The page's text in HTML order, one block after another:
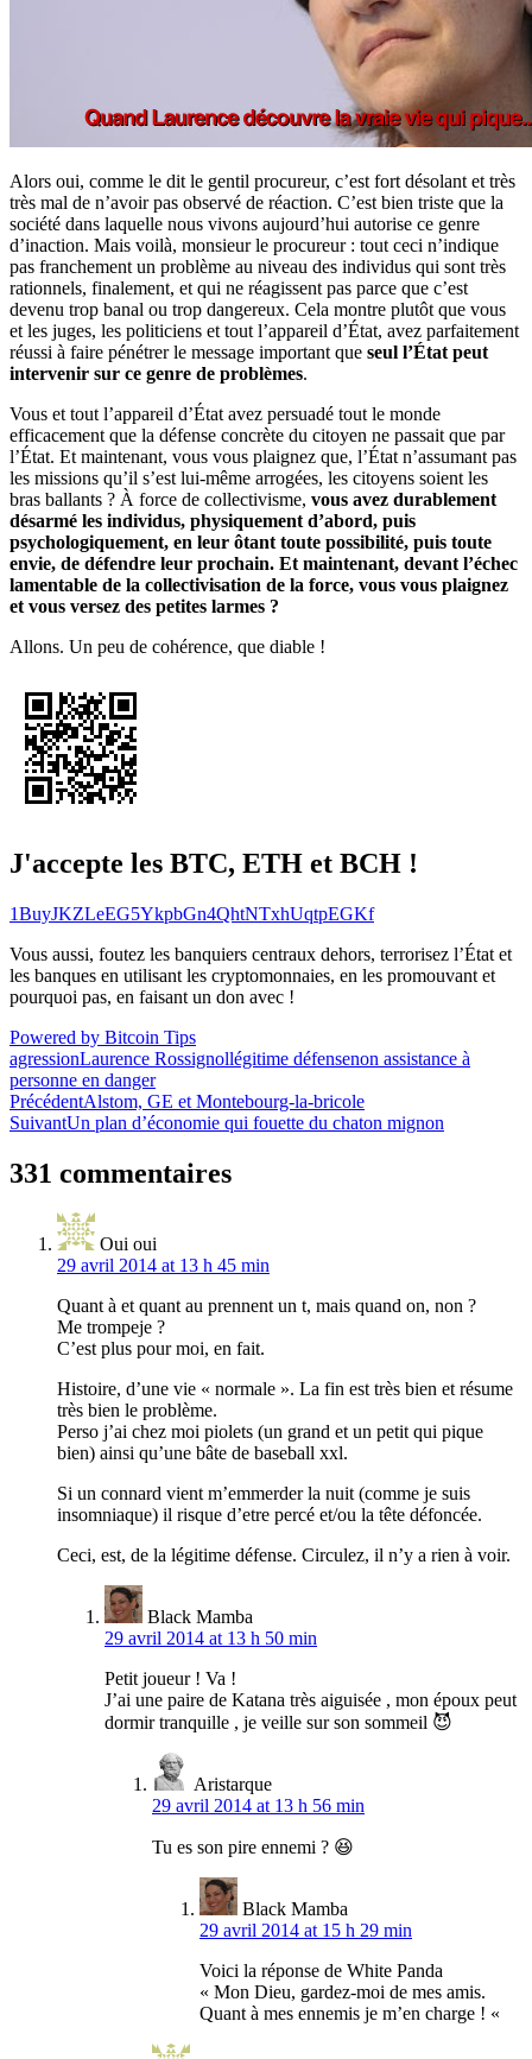
Alors oui, comme le dit le gentil procureur, c’est fort désolant et très
très mal de n’avoir pas observé de réaction. C’est bien triste que la
société dans laquelle nous vivons aujourd’hui autorise ce genre
d’inaction. Mais voilà, monsieur le procureur : tout ceci n’indique
pas franchement un problème au niveau des individus qui sont très
rationnels, finalement, et qui ne réagissent pas parce que c’est
devenu trop banal ou trop dangereux. Cela montre plutôt que vous
et les juges, les politiciens et tout l’appareil d’État, avez parfaitement
réussi à faire pénétrer le message important que seul l’État peut
intervenir sur ce genre de problèmes.
Vous et tout l’appareil d’État avez persuadé tout le monde
efficacement que la défense concrète du citoyen ne passait que par
l’État. Et maintenant, vous vous plaignez que, l’État n’assumant pas
les missions qu’il s’est lui-même arrogées, les citoyens soient les
bras ballants ? À force de collectivisme, vous avez durablement
désarmé les individus, physiquement d’abord, puis
psychologiquement, en leur ôtant toute possibilité, puis toute
envie, de défendre leur prochain. Et maintenant, devant l’échec
lamentable de la collectivisation de la force, vous vous plaignez
et vous versez des petites larmes ?
Allons. Un peu de cohérence, que diable !
J'accepte les BTC, ETH et BCH !
1BuyJKZLeEG5YkpbGn4QhtNTxhUqtpEGKf
Vous aussi, foutez les banquiers centraux dehors, terrorisez l’État et
les banques en utilisant les cryptomonnaies, en les promouvant et
pourquoi pas, en faisant un don avec !
Powered by Bitcoin Tips
agressionLaurence Rossignollégitime défensenon assistance à
personne en danger
Navigation
de
l’article
PrécédentAlstom, GE et Montebourg-la-bricole
SuivantUn plan d’économie qui fouette du chaton mignon
331 commentaires
Oui oui
29 avril 2014 at 13 h 45 min
Quant à et quant au prennent un t, mais quand on, non ?
Me trompeje ?
C’est plus pour moi, en fait.
Histoire, d’une vie « normale ». La fin est très bien et résume
très bien le problème.
Perso j’ai chez moi piolets (un grand et un petit qui pique
bien) ainsi qu’une bâte de baseball xxl.
Si un connard vient m’emmerder la nuit (comme je suis
insomniaque) il risque d’etre percé et/ou la tête défoncée.
Ceci, est, de la légitime défense. Circulez, il n’y a rien à voir.
Black Mamba
29 avril 2014 at 13 h 50 min
Petit joueur ! Va !
J’ai une paire de Katana très aiguisée , mon époux peut
dormir tranquille , je veille sur son sommeil 😈
Aristarque
29 avril 2014 at 13 h 56 min
Tu es son pire ennemi ? 😆
Black Mamba
29 avril 2014 at 15 h 29 min
Voici la réponse de White Panda
« Mon Dieu, gardez-moi de mes amis.
Quant à mes ennemis je m’en charge ! «